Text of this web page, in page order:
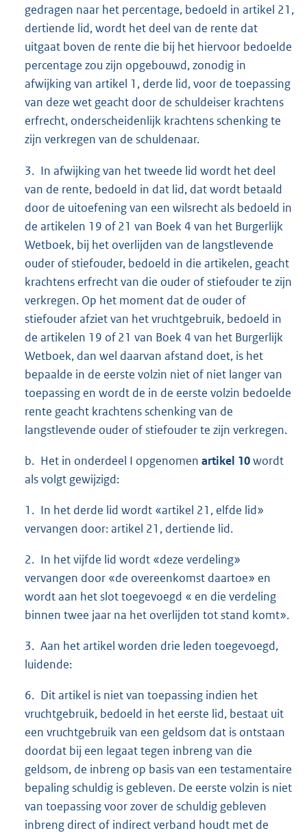
gedragen naar het percentage, bedoeld in artikel 21,
dertiende lid, wordt het deel van de rente dat
uitgaat boven de rente die bij het hiervoor bedoelde
percentage zou zijn opgebouwd, zonodig in
afwijking van artikel 1, derde lid, voor de toepassing
van deze wet geacht door de schuldeiser krachtens
erfrecht, onderscheidenlijk krachtens schenking te
zijn verkregen van de schuldenaar.
3. In afwijking van het tweede lid wordt het deel
van de rente, bedoeld in dat lid, dat wordt betaald
door de uitoefening van een wilsrecht als bedoeld in
de artikelen 19 of 21 van Boek 4 van het Burgerlijk
Wetboek, bij het overlijden van de langstlevende
ouder of stiefouder, bedoeld in die artikelen, geacht
krachtens erfrecht van die ouder of stiefouder te zijn
verkregen. Op het moment dat de ouder of
stiefouder afziet van het vruchtgebruik, bedoeld in
de artikelen 19 of 21 van Boek 4 van het Burgerlijk
Wetboek, dan wel daarvan afstand doet, is het
bepaalde in de eerste volzin niet of niet langer van
toepassing en wordt de in de eerste volzin bedoelde
rente geacht krachtens schenking van de
langstlevende ouder of stiefouder te zijn verkregen.
b. Het in onderdeel I opgenomen artikel 10wordt
als volgt gewijzigd:
1. In het derde lid wordt «artikel 21, elfde lid»
vervangen door: artikel 21, dertiende lid.
2. In het vijfde lid wordt «deze verdeling»
vervangen door «de overeenkomst daartoe» en
wordt aan het slot toegevoegd « en die verdeling
binnen twee jaar na het overlijden tot stand komt».
3. Aan het artikel worden drie leden toegevoegd,
luidende:
6. Dit artikel is niet van toepassing indien het
vruchtgebruik, bedoeld in het eerste lid, bestaat uit
een vruchtgebruik van een geldsom dat is ontstaan
doordat bij een legaat tegen inbreng van die
geldsom, de inbreng op basis van een testamentaire
bepaling schuldig is gebleven. De eerste volzin is niet
van toepassing voor zover de schuldig gebleven
inbreng direct of indirect verband houdt met de